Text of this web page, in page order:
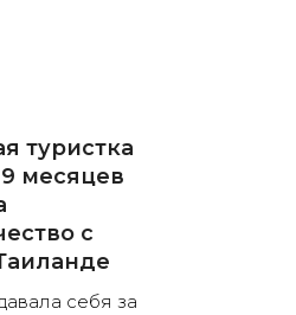
туристка
месяцев
с
себя за